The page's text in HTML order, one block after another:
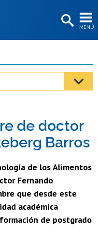
MENÚ
os
os
os
de doctor
Barros
de los Alimentos
Fernando
que desde este
académica
de postgrado